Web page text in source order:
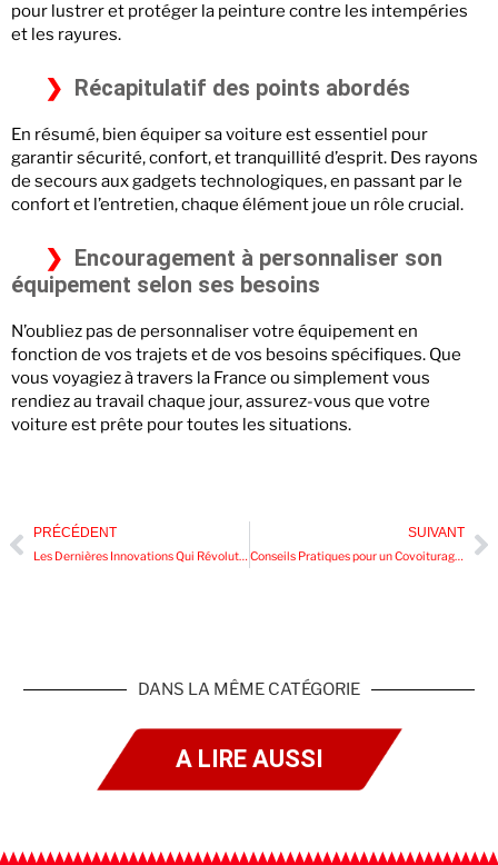
pour lustrer et protéger la peinture contre les intempéries
et les rayures.
Récapitulatif des points abordés
En résumé, bien équiper sa voiture est essentiel pour
garantir sécurité, confort, et tranquillité d’esprit. Des rayons
de secours aux gadgets technologiques, en passant par le
confort et l’entretien, chaque élément joue un rôle crucial.
Encouragement à personnaliser son
équipement selon ses besoins
N’oubliez pas de personnaliser votre équipement en
fonction de vos trajets et de vos besoins spécifiques. Que
vous voyagiez à travers la France ou simplement vous
rendiez au travail chaque jour, assurez-vous que votre
voiture est prête pour toutes les situations.
PRÉCÉDENT
Les Dernières Innovations Qui Révolutionnent le Monde de l’Automobile
SUIVANT
Conseils Pratiques pour un Covoiturage Réussi
DANS LA MÊME CATÉGORIE
A LIRE AUSSI